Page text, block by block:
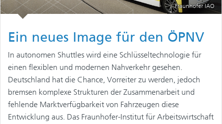
Fraunhofer IAO
Ein neues Image für den ÖPNV
In autonomen Shuttles wird eine Schlüsseltechnologie für
einen flexiblen und modernen Nahverkehr gesehen.
Deutschland hat die Chance, Vorreiter zu werden, jedoch
bremsen komplexe Strukturen der Zusammenarbeit und
fehlende Marktverfügbarkeit von Fahrzeugen diese
Entwicklung aus. Das Fraunhofer-Institut für Arbeitswirtschaft